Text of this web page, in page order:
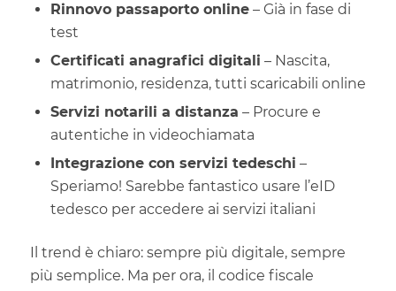
Rinnovo passaporto online– Già in fase di
test
Certificati anagrafici digitali – Nascita,
matrimonio, residenza, tutti scaricabili online
Servizi notarili a distanza – Procure e
autentiche in videochiamata
Integrazione con servizi tedeschi –
Speriamo! Sarebbe fantastico usare l’eID
tedesco per accedere ai servizi italiani
Il trend è chiaro: sempre più digitale, sempre
più semplice. Ma per ora, il codice fiscale